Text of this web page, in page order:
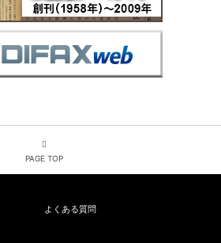
PAGE TOP
よくある質問